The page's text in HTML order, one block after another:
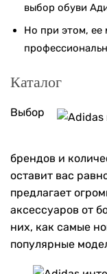
выбор обуви
Но при этом, ее
Каталог
Выбор
брендов и
оставит вас
предлагает
аксессуаров от
них, как самые
популярные